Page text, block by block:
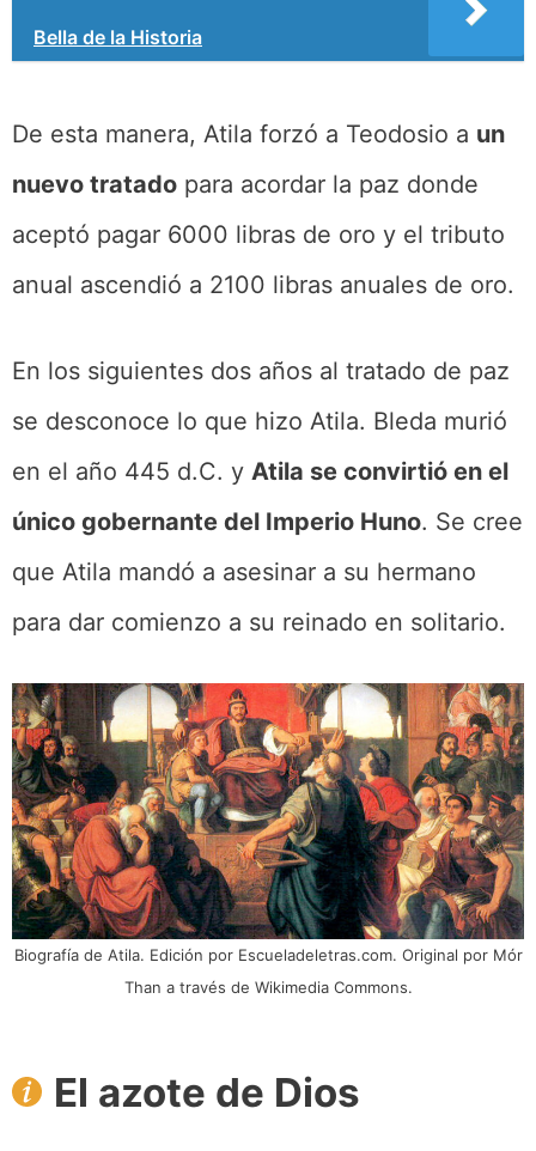
Bella de la Historia
De esta manera, Atila forzó a Teodosio a un
nuevo tratado para acordar la paz donde
aceptó pagar 6000 libras de oro y el tributo
anual ascendió a 2100 libras anuales de oro.
En los siguientes dos años al tratado de paz
se desconoce lo que hizo Atila. Bleda murió
en el año 445 d.C. y Atila se convirtió en el
único gobernante del Imperio Huno. Se cree
que Atila mandó a asesinar a su hermano
para dar comienzo a su reinado en solitario.
Biografía de Atila. Edición por Escueladeletras.com. Original por Mór
Than a través de Wikimedia Commons.
El azote de Dios